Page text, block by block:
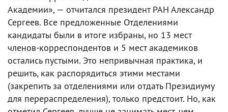
Академии», — отчитался президент РАН Александр
Сергеев. Все предложенные Отделениями
кандидаты были в итоге избраны, но 13 мест
членов-корреспондентов и 5 мест академиков
остались пустыми. Это непривычная практика, и
решить, как распорядиться этими местами
(закрепить за отделениями или отдать Президиуму
для перераспределения), только предстоит. Но, как